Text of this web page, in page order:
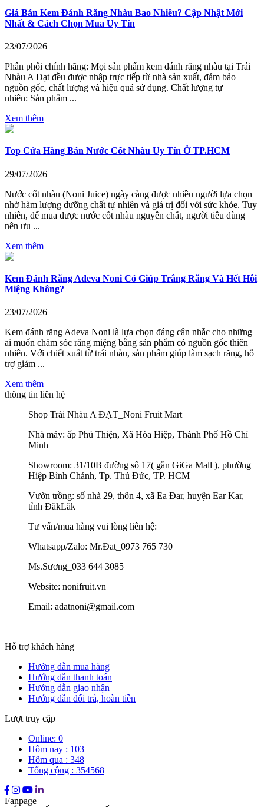
Giá Bán Kem Đánh Răng Nhàu Bao Nhiêu? Cập Nhật Mới
Nhất & Cách Chọn Mua Uy Tín
23/07/2026
Phân phối chính hãng: Mọi sản phẩm kem đánh răng nhàu tại Trái
Nhàu A Đạt đều được nhập trực tiếp từ nhà sản xuất, đảm bảo
nguồn gốc, chất lượng và hiệu quả sử dụng. Chất lượng tự
nhiên: Sản phẩm ...
Xem thêm
Top Cửa Hàng Bán Nước Cốt Nhàu Uy Tín Ở TP.HCM
29/07/2026
Nước cốt nhàu (Noni Juice) ngày càng được nhiều người lựa chọn
nhờ hàm lượng dưỡng chất tự nhiên và giá trị đối với sức khỏe. Tuy
nhiên, để mua được nước cốt nhàu nguyên chất, người tiêu dùng
nên ưu ...
Xem thêm
Kem Đánh Răng Adeva Noni Có Giúp Trắng Răng Và Hết Hôi
Miệng Không?
23/07/2026
Kem đánh răng Adeva Noni là lựa chọn đáng cân nhắc cho những
ai muốn chăm sóc răng miệng bằng sản phẩm có nguồn gốc thiên
nhiên. Với chiết xuất từ trái nhàu, sản phẩm giúp làm sạch răng, hỗ
trợ giảm ...
Xem thêm
thông tin liên hệ
Shop Trái Nhàu A ĐẠT_Noni Fruit Mart
Nhà máy: ấp Phú Thiện, Xã Hòa Hiệp, Thành Phố Hồ Chí
Minh
Showroom: 31/10B đường số 17( gần GiGa Mall ), phường
Hiệp Bình Chánh, Tp. Thủ Đức, TP. HCM
Vườn trồng: số nhà 29, thôn 4, xã Ea Đar, huyện Ear Kar,
tỉnh ĐăkLăk
Tư vấn/mua hàng vui lòng liên hệ:
Whatsapp/Zalo: Mr.Đat_0973 765 730
Ms.Sương_033 644 3085
Website: nonifruit.vn
Email: adatnoni@gmail.com
Hỗ trợ khách hàng
Hướng dẫn mua hàng
Hướng dẫn thanh toán
Hướng dẫn giao nhận
Hướng dẫn đổi trả, hoàn tiền
Lượt truy cập
Online: 0
Hôm nay : 103
Hôm qua : 348
Tổng cộng : 354568
Fanpage